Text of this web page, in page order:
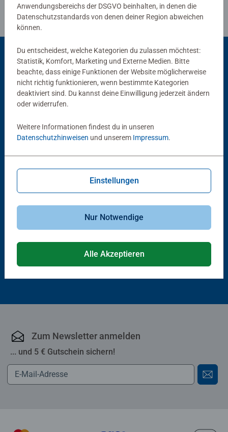
Beliebte Auswahl
Andere Kunden mögen auch
Fahrzeuge Mein erstes Buch zum Anbeißen
CHF 16.90
Zum Newsletter anmelden
... und 5 € Gutschein sichern!
Anwendungsbereichs der DSGVO beinhalten, in denen die
Datenschutzstandards von denen deiner Region abweichen
können.
Du entscheidest, welche Kategorien du zulassen möchtest:
Statistik, Komfort, Marketing und Externe Medien. Bitte
beachte, dass einige Funktionen der Website möglicherweise
nicht richtig funktionieren, wenn bestimmte Kategorien
deaktiviert sind. Du kannst deine Einwilligung jederzeit ändern
oder widerrufen.
Weitere Informationen findest du in unseren
Datenschutzhinweisen und unserem Impressum.
Einstellungen
Nur Notwendige
Alle Akzeptieren